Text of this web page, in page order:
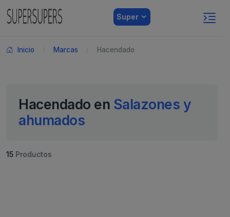
Super
Inicio Marcas Hacendado
Hacendado en Salazones y
ahumados
15 Productos